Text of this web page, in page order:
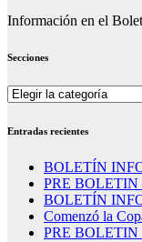
Información en el
Secciones
Secciones
Entradas recientes
BOLETÍN
PRE BOLETIN
BOLETÍN
Comenzó la
PRE BOLETIN